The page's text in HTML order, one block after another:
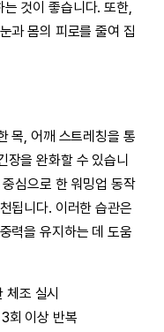
것이 좋습니다. 또한,
과 몸의 피로를 줄여 집
목, 어깨 스트레칭을 통
장을 완화할 수 있습니
심으로 한 워밍업 동작
됩니다. 이러한 습관은
력을 유지하는 데 도움
조 실시
회 이상 반복